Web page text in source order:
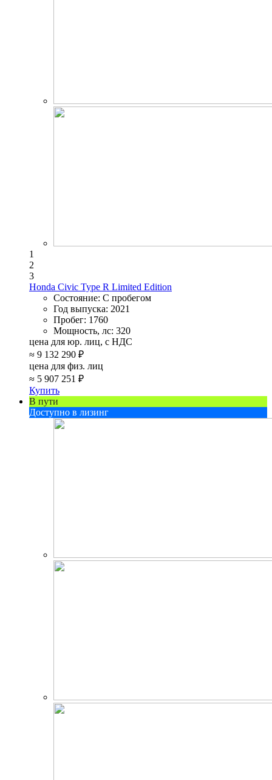
1
2
3
Honda Civic Type R Limited Edition
Состояние: С пробегом
Год выпуска: 2021
Пробег: 1760
Мощность, лс: 320
цена для юр. лиц, с НДС
≈ 9 132 290 ₽
цена для физ. лиц
≈ 5 907 251 ₽
Купить
В пути
Доступно в лизинг